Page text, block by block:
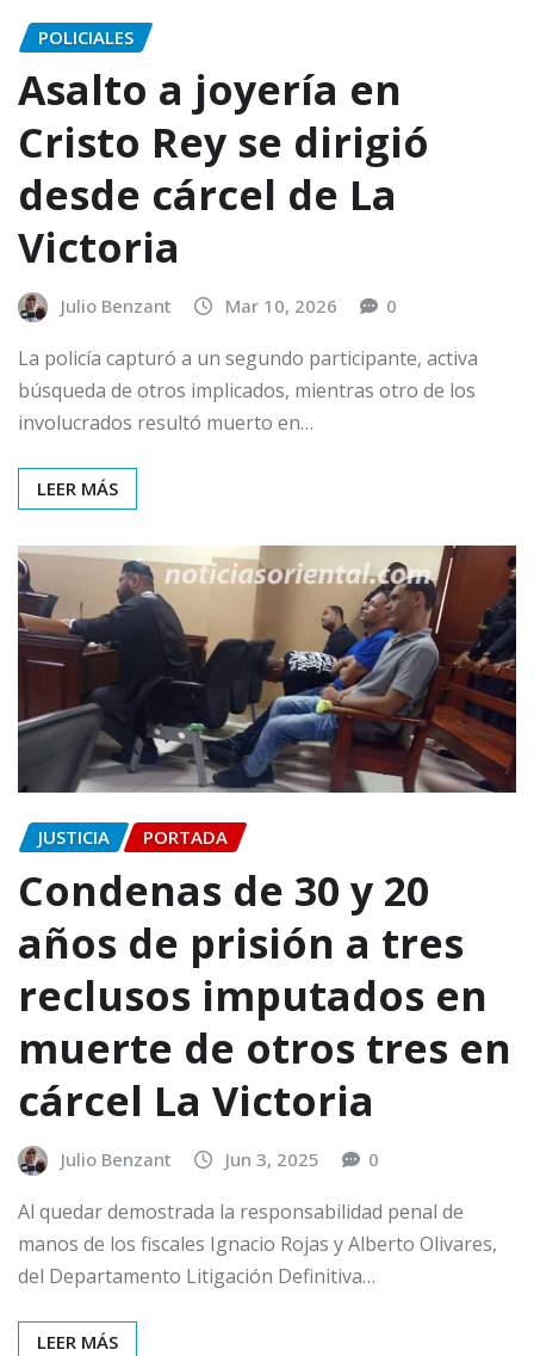
POLICIALES
Asalto a joyería en
Cristo Rey se dirigió
desde cárcel de La
Victoria
Julio Benzant Mar 10, 2026 0
La policía capturó a un segundo participante, activa
búsqueda de otros implicados, mientras otro de los
involucrados resultó muerto en…
LEER MÁS
JUSTICIA PORTADA
Condenas de 30 y 20
años de prisión a tres
reclusos imputados en
muerte de otros tres en
cárcel La Victoria
Julio Benzant Jun 3, 2025 0
Al quedar demostrada la responsabilidad penal de
manos de los fiscales Ignacio Rojas y Alberto Olivares,
del Departamento Litigación Definitiva…
LEER MÁS